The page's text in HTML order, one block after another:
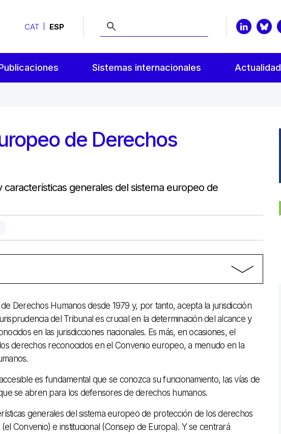
CAT ESP
Sistemas internacionales Actualidad
de Derechos
generales del sistema europeo de
Derechos Humanos desde 1979 y, por tanto, acepta la jurisdicción
del Tribunal es crucial en la determinación del alcance y
en las jurisdicciones nacionales. Es más, en ocasiones, el
derechos reconocidos en el Convenio europeo, a menudo en la
es fundamental que se conozca su funcionamiento, las vías de
se abren para los defensores de derechos humanos.
generales del sistema europeo de protección de los derechos
Convenio) e institucional (Consejo de Europa). Y se centrará